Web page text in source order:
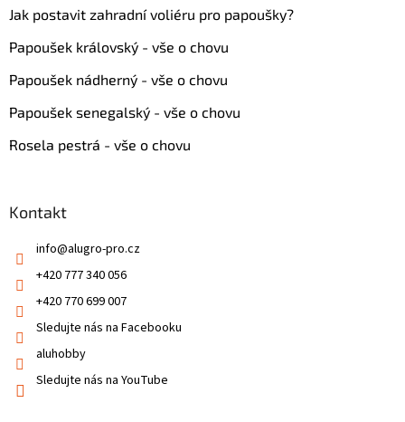
Jak postavit zahradní voliéru pro papoušky?
Papoušek královský - vše o chovu
Papoušek nádherný - vše o chovu
Papoušek senegalský - vše o chovu
Rosela pestrá - vše o chovu
Kontakt
info@alugro-pro.cz
+420 777 340 056
+420 770 699 007
Sledujte nás na Facebooku
aluhobby
Sledujte nás na YouTube